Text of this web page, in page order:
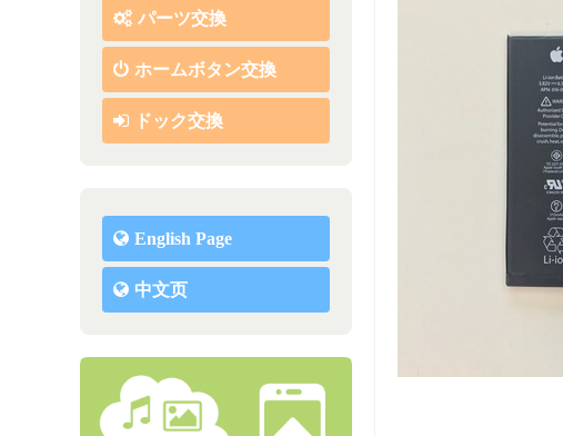
パーツ交換
ホームボタン交換
ドック交換
English Page
中文页